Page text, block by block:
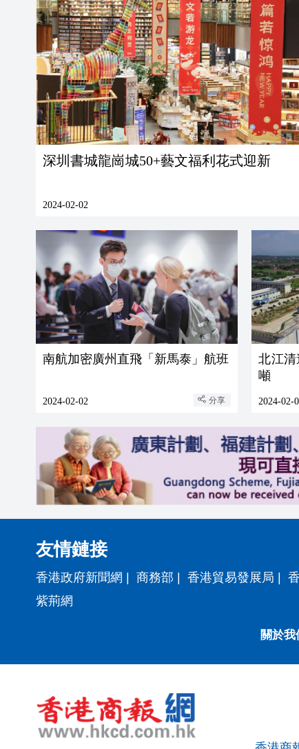
深圳書城龍崗城50+藝文福利花式迎新
2024-02-02
南航加密廣州直飛「新馬泰」航班
2024-02-02 分享
北江清
噸
2024-02-
友情鏈接
香港政府新聞網 | 商務部 | 香港貿易發展局 |
紫荊網
關於我